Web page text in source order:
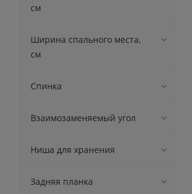
см
Ширина спального места,
см
Спинка
Взаимозаменяемый угол
Ниша для хранения
Задняя планка